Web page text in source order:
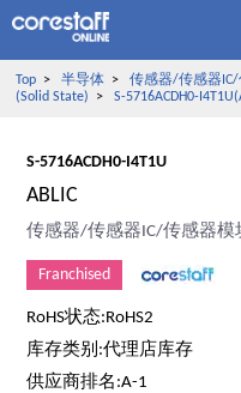
Top> 半导体> 传感器/传感器
(Solid State) > S-5716ACDH0-
S-5716ACDH0-I4T1U
ABLIC
传感器/传感器IC/传感器模
Franchised
RoHS状态:RoHS2
库存类别:代理店库存
供应商排名:A-1